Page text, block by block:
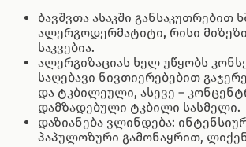
ბავშვთა ასაკში განსაკუთრებით
ალერგოდერმატიტი, რისი
საკვებია.
ალერგიზაციას ხელ უწყობს
საღებავი ნივთიერებებით
და ტკბილეული, ასევე –
დამზადებული ტკბილი სასმელი.
დაზიანება ვლინდება:
პაპულოზური გამონაყრით,